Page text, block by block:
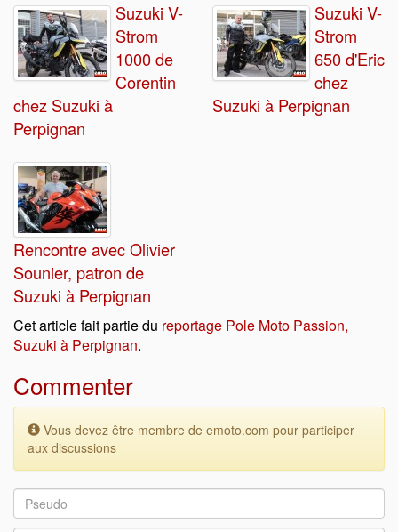
Suzuki V-
Strom
1000 de
Corentin
chez Suzuki à
Perpignan
Suzuki V-
Strom
650 d'Eric
chez
Suzuki à Perpignan
Rencontre avec Olivier
Sounier, patron de
Suzuki à Perpignan
Cet article fait partie du reportage Pole Moto Passion,
Suzuki à Perpignan.
Commenter
Vous devez être membre de emoto.com pour participer
aux discussions